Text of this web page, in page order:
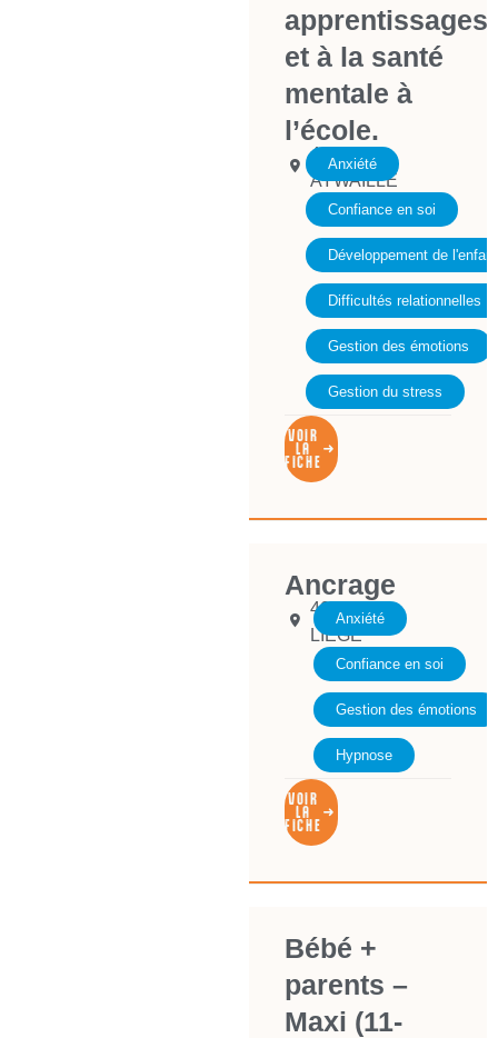
apprentissages
et à la santé
mentale à
l’école.
4920
AYWAILLE
Anxiété
Confiance en soi
Développement de l'enfant
Difficultés relationnelles
Gestion des émotions
Gestion du stress
VOIR
LA
FICHE
Ancrage
4000
LIEGE
Anxiété
Confiance en soi
Gestion des émotions
Hypnose
VOIR
LA
FICHE
Bébé +
parents –
Maxi (11-